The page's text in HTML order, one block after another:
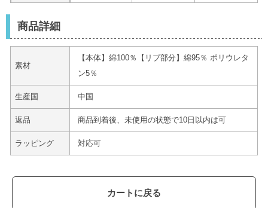
商品詳細
素材
【本体】綿100％【リブ部分】綿95％ ポリウレタ
ン5％
生産国 中国
返品 商品到着後、未使用の状態で10日以内は可
ラッピング 対応可
カートに戻る